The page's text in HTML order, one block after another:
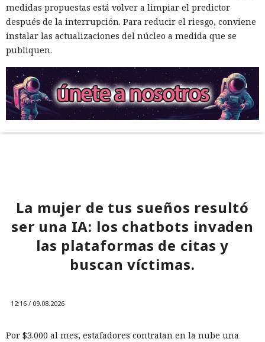
medidas propuestas está volver a limpiar el predictor
después de la interrupción. Para reducir el riesgo, conviene
instalar las actualizaciones del núcleo a medida que se
publiquen.
La mujer de tus sueños resultó
ser una IA: los chatbots invaden
las plataformas de citas y
buscan víctimas.
12:16 / 09.08.2026
Por $3.000 al mes, estafadores contratan en la nube una